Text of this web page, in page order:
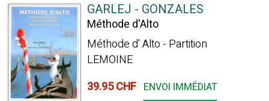
GARLEJ - GONZALES
Méthode d'Alto
Méthode d' Alto - Partition
LEMOINE
39.95 CHF ENVOI IMMÉDIAT